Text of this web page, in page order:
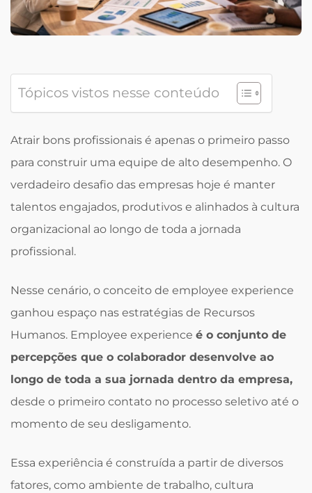
Tópicos vistos nesse conteúdo
Atrair bons profissionais é apenas o primeiro passo
para construir uma equipe de alto desempenho. O
verdadeiro desafio das empresas hoje é manter
talentos engajados, produtivos e alinhados à cultura
organizacional ao longo de toda a jornada
profissional.
Nesse cenário, o conceito de employee experience
ganhou espaço nas estratégias de Recursos
Humanos. Employee experience é o conjunto de
percepções que o colaborador desenvolve ao
longo de toda a sua jornada dentro da empresa,
desde o primeiro contato no processo seletivo até o
momento de seu desligamento.
Essa experiência é construída a partir de diversos
fatores, como ambiente de trabalho, cultura